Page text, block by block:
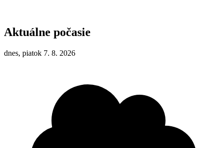
Aktuálne počasie
dnes, piatok 7. 8. 2026